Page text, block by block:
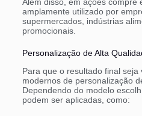
amplamente utilizado por
supermercados, indústrias
promocionais.
Personalização de Alta
Para que o resultado final
modernos de personalização
Dependendo do modelo
podem ser aplicadas, como: